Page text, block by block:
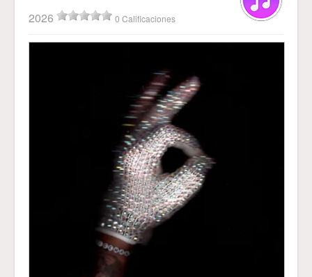
2026 0 Calificaciones